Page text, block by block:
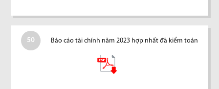
50 Báo cáo tài chính năm 2023 hợp nhất đã kiểm toán